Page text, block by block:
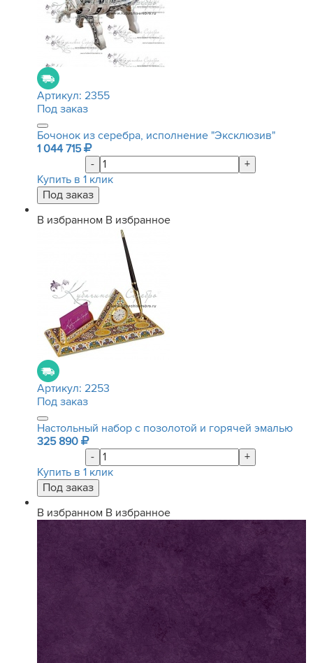
Артикул: 2355
Под заказ
Бочонок из серебра, исполнение "Эксклюзив"
1 044 715
-
+
Купить в 1 клик
В избранном В избранное
Артикул: 2253
Под заказ
Настольный набор с позолотой и горячей эмалью
325 890
-
+
Купить в 1 клик
В избранном В избранное